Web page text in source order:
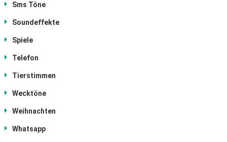
Sms Töne
Soundeffekte
Spiele
Telefon
Tierstimmen
Wecktöne
Weihnachten
Whatsapp